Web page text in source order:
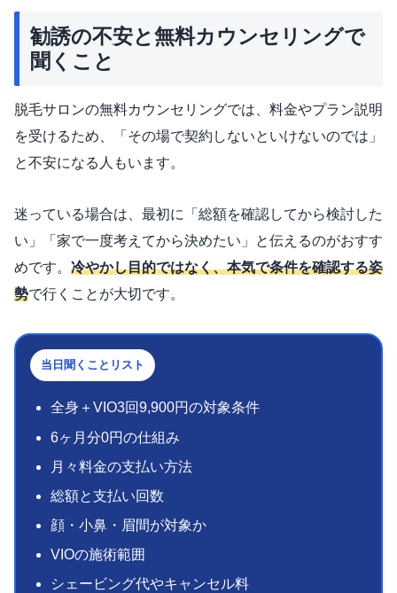
勧誘の不安と無料カウンセリングで
聞くこと
脱毛サロンの無料カウンセリングでは、料金やプラン説明
を受けるため、「その場で契約しないといけないのでは」
と不安になる人もいます。
迷っている場合は、最初に「総額を確認してから検討した
い」「家で一度考えてから決めたい」と伝えるのがおすす
めです。 冷やかし目的ではなく、本気で条件を確認する姿
勢で行くことが大切です。
当日聞くことリスト
全身＋VIO3回9,900円の対象条件
6ヶ月分0円の仕組み
月々料金の支払い方法
総額と支払い回数
顔・小鼻・眉間が対象か
VIOの施術範囲
シェービング代やキャンセル料